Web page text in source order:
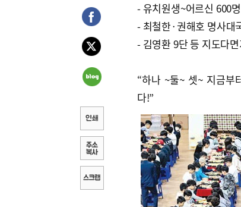
- 유치원생~어르신 600
- 최철한·권해호 명사대
- 김영환 9단 등 지도다
“하나 ~둘~ 셋~ 지금부
다!”